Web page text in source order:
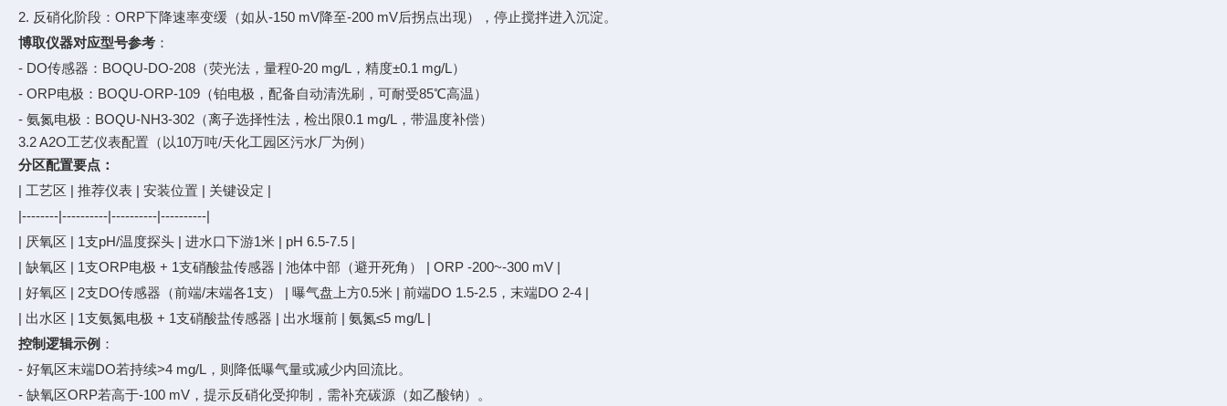
2. 反硝化阶段：ORP下降速率变缓（如从-150 mV降至-200 mV后拐点出现），停止搅拌进入沉淀。
博取仪器对应型号参考 ：
- DO传感器：BOQU-DO-208（荧光法，量程0-20 mg/L，精度±0.1 mg/L）
- ORP电极：BOQU-ORP-109（铂电极，配备自动清洗刷，可耐受85℃高温）
- 氨氮电极：BOQU-NH3-302（离子选择性法，检出限0.1 mg/L，带温度补偿）
3.2 A2O工艺仪表配置（以10万吨/天化工园区污水厂为例）
分区配置要点：
| 工艺区 | 推荐仪表 | 安装位置 | 关键设定 |
|--------|----------|----------|----------|
| 厌氧区 | 1支pH/温度探头 | 进水口下游1米 | pH 6.5-7.5 |
| 缺氧区 | 1支ORP电极 + 1支硝酸盐传感器 | 池体中部（避开死角） | ORP -200~-300 mV |
| 好氧区 | 2支DO传感器（前端/末端各1支） | 曝气盘上方0.5米 | 前端DO 1.5-2.5，末端DO 2-4 |
| 出水区 | 1支氨氮电极 + 1支硝酸盐传感器 | 出水堰前 | 氨氮≤5 mg/L |
控制逻辑示例 ：
- 好氧区末端DO若持续>4 mg/L，则降低曝气量或减少内回流比。
- 缺氧区ORP若高于-100 mV，提示反硝化受抑制，需补充碳源（如乙酸钠）。